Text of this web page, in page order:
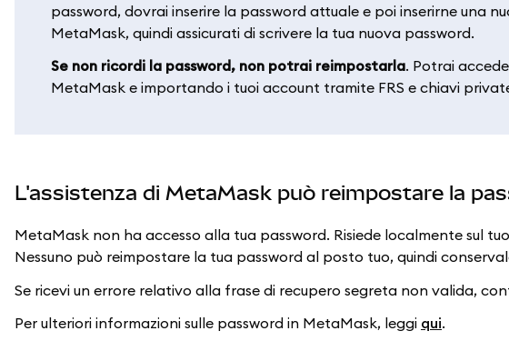
password, dovrai inserire la password attuale e poi inserirne una
MetaMask, quindi assicurati di scrivere la tua nuova password.
Se non ricordi la password, non potrai reimpostarla. Potrai
MetaMask e importando i tuoi account tramite FRS e chiavi
L'assistenza di MetaMask può reimpostare la
MetaMask non ha accesso alla tua password. Risiede localmente sul
Nessuno può reimpostare la tua password al posto tuo, quindi
Se ricevi un errore relativo alla frase di recupero segreta non valida,
Per ulteriori informazioni sulle password in MetaMask, leggi qui.